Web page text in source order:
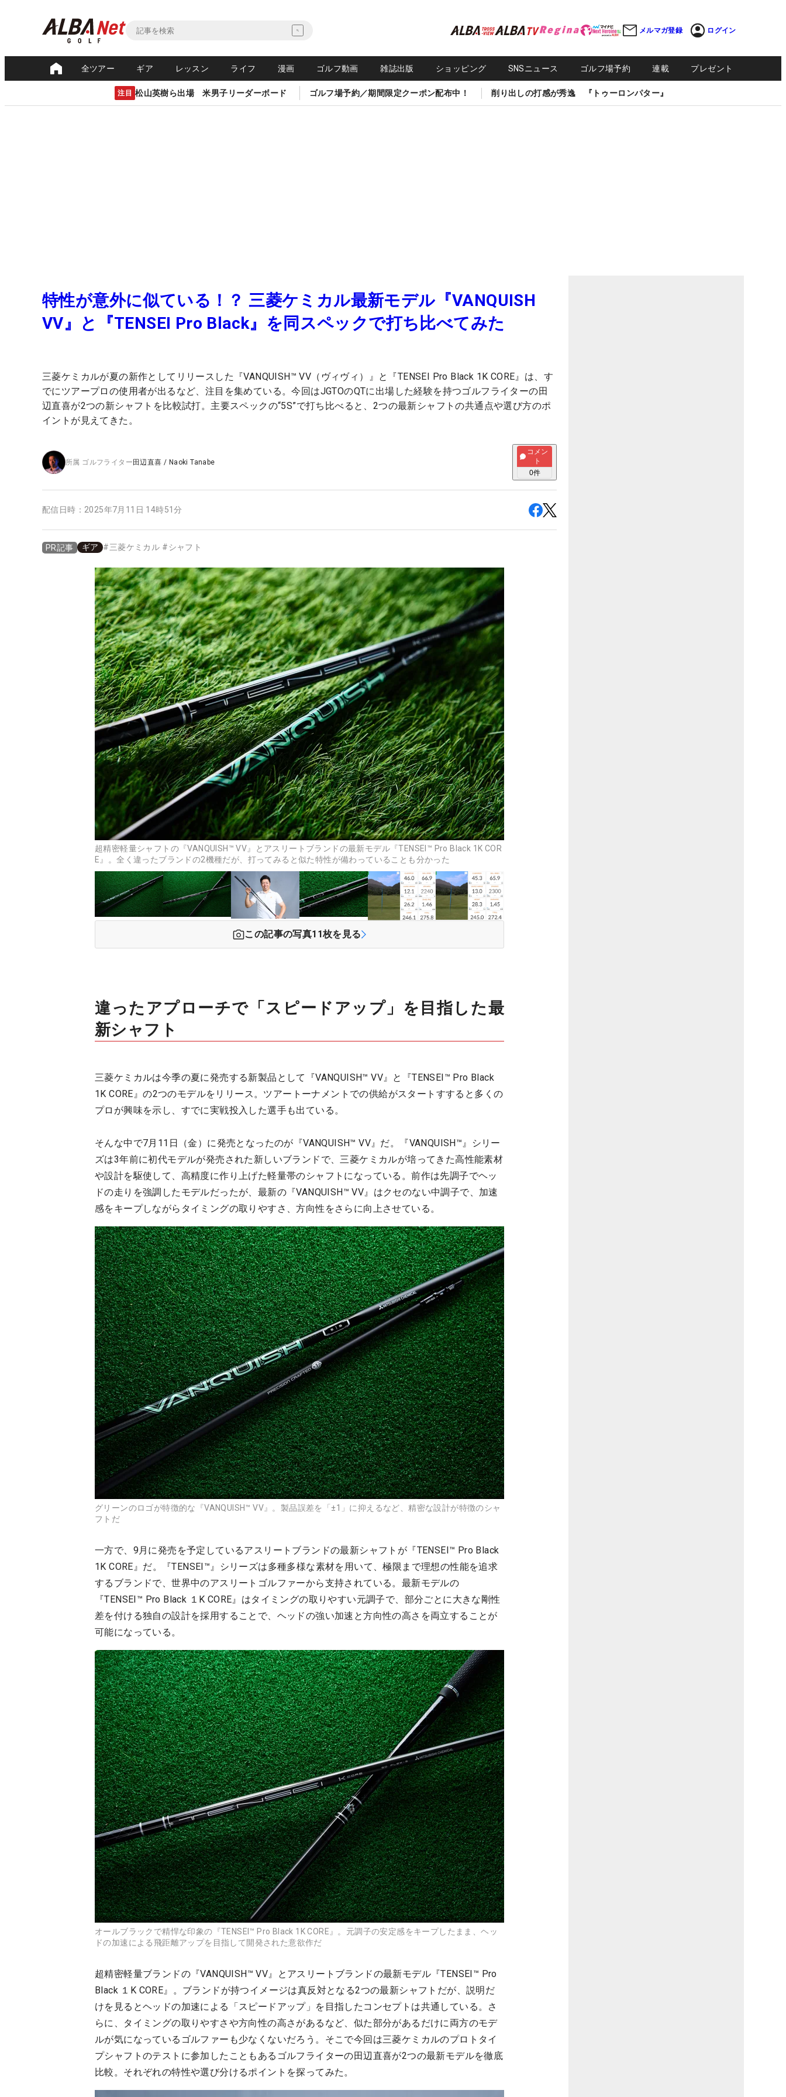
メルマガ登録 ログイン
全ツアー ギア レッスン ライフ 漫画 ゴルフ動画 雑誌出版 ショッピング SNSニュース ゴルフ場予約 連載 プレゼント
注目 松山英樹ら出場 米男子リーダーボード ゴルフ場予約／期間限定クーポン配布中！ 削り出しの打感が秀逸 『トゥーロンパター』
特性が意外に似ている！？ 三菱ケミカル最新モデル『VANQUISH
VV』と『TENSEI Pro Black』を同スペックで打ち比べてみた
三菱ケミカルが夏の新作としてリリースした『VANQUISH™ VV（ヴィヴィ）』と『TENSEI Pro Black 1K CORE』は、す
でにツアープロの使用者が出るなど、注目を集めている。今回はJGTOのQTに出場した経験を持つゴルフライターの田
辺直喜が2つの新シャフトを比較試打。主要スペックの“5S”で打ち比べると、2つの最新シャフトの共通点や選び方のポ
イントが見えてきた。
所属 ゴルフライター 田辺直喜 / Naoki Tanabe
コメン
ト
0件
配信日時： 2025年7月11日 14時51分
PR記事 ギア #三菱ケミカル # シャフト
超精密軽量シャフトの『VANQUISH™ VV』とアスリートブランドの最新モデル『TENSEI™ Pro Black 1K COR
E』。全く違ったブランドの2機種だが、打ってみると似た特性が備わっていることも分かった
この記事の写真11枚を見る
違ったアプローチで「スピードアップ」を目指した最
新シャフト
三菱ケミカルは今季の夏に発売する新製品として『VANQUISH™ VV』と『TENSEI™ Pro Black
1K CORE』の2つのモデルをリリース。ツアートーナメントでの供給がスタートすすると多くの
プロが興味を示し、すでに実戦投入した選手も出ている。
そんな中で7月11日（金）に発売となったのが『VANQUISH™ VV』だ。『VANQUISH™』シリー
ズは3年前に初代モデルが発売された新しいブランドで、三菱ケミカルが培ってきた高性能素材
や設計を駆使して、高精度に作り上げた軽量帯のシャフトになっている。前作は先調子でヘッ
ドの走りを強調したモデルだったが、最新の『VANQUISH™ VV』はクセのない中調子で、加速
感をキープしながらタイミングの取りやすさ、方向性をさらに向上させている。
グリーンのロゴが特徴的な『VANQUISH™ VV』。製品誤差を「±1」に抑えるなど、精密な設計が特徴のシャ
フトだ
一方で、9月に発売を予定しているアスリートブランドの最新シャフトが『TENSEI™ Pro Black
1K CORE』だ。『TENSEI™』シリーズは多種多様な素材を用いて、極限まで理想の性能を追求
するブランドで、世界中のアスリートゴルファーから支持されている。最新モデルの
『TENSEI™ Pro Black １K CORE』はタイミングの取りやすい元調子で、部分ごとに大きな剛性
差を付ける独自の設計を採用することで、ヘッドの強い加速と方向性の高さを両立することが
可能になっている。
オールブラックで精悍な印象の『TENSEI™ Pro Black 1K CORE』。元調子の安定感をキープしたまま、ヘッ
ドの加速による飛距離アップを目指して開発された意欲作だ
超精密軽量ブランドの『VANQUISH™ VV』とアスリートブランドの最新モデル『TENSEI™ Pro
Black １K CORE』。ブランドが持つイメージは真反対となる2つの最新シャフトだが、説明だ
けを見るとヘッドの加速による「スピードアップ」を目指したコンセプトは共通している。さ
らに、タイミングの取りやすさや方向性の高さがあるなど、似た部分があるだけに両方のモデ
ルが気になっているゴルファーも少なくないだろう。そこで今回は三菱ケミカルのプロトタイ
プシャフトのテストに参加したこともあるゴルフライターの田辺直喜が2つの最新モデルを徹底
比較。それぞれの特性や選び分けるポイントを探ってみた。